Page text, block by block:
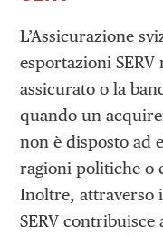
L’Assicurazione
esportazioni SERV
assicurato o la
quando un
non è disposto ad
ragioni politiche o
Inoltre, attraverso
SERV contribuisce